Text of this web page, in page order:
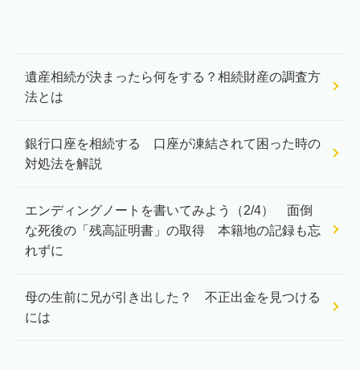
遺産相続が決まったら何をする？相続財産の調査方
法とは
銀行口座を相続する 口座が凍結されて困った時の
対処法を解説
エンディングノートを書いてみよう（2/4） 面倒
な死後の「残高証明書」の取得 本籍地の記録も忘
れずに
母の生前に兄が引き出した？ 不正出金を見つける
には